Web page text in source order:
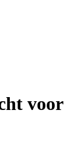
voor